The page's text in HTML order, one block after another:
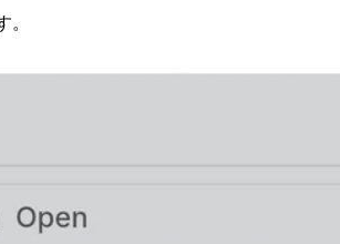
。